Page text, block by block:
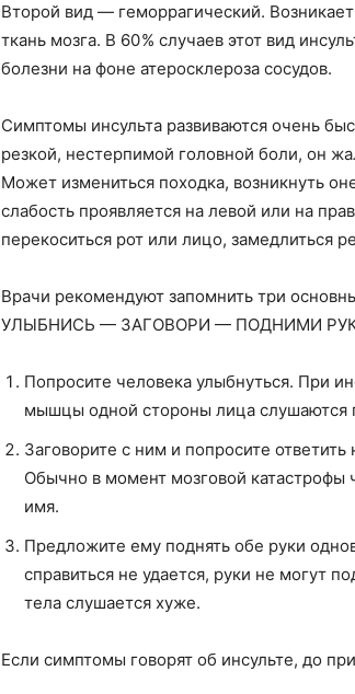
Второй вид — геморрагический.
ткань мозга. В 60 % случаев этот вид
болезни на фоне атеросклероза сосудов.
Симптомы инсульта развиваются очень
резкой, нестерпимой головной боли, он
Может измениться походка, возникнуть
слабость проявляется на левой или на
перекоситься рот или лицо, замедлиться
Врачи рекомендуют запомнить три
УЛЫБНИСЬ — ЗАГОВОРИ — ПОДНИМИ
Попросите человека улыбнуться. При
мышцы одной стороны лица слушаются
Заговорите с ним и попросите
Обычно в момент мозговой катастрофы
имя.
Предложите ему поднять обе руки
справиться не удается, руки не могут
тела слушается хуже.
Если симптомы говорят об инсульте, до